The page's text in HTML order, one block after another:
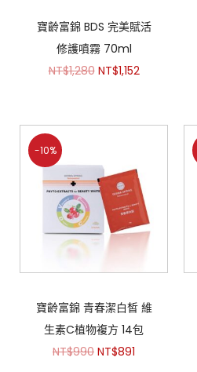
寶齡富錦 BDS 完美賦活
修護噴霧 70ml
NT$1,280 NT$1,152
-10%
寶齡富錦 青春潔白皙 維
生素C植物複方 14包
NT$990 NT$891